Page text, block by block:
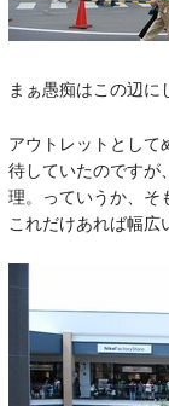
まぁ愚痴はこの辺に
アウトレットとして
待していたのですが
理。っていうか、そ
これだけあれば幅広